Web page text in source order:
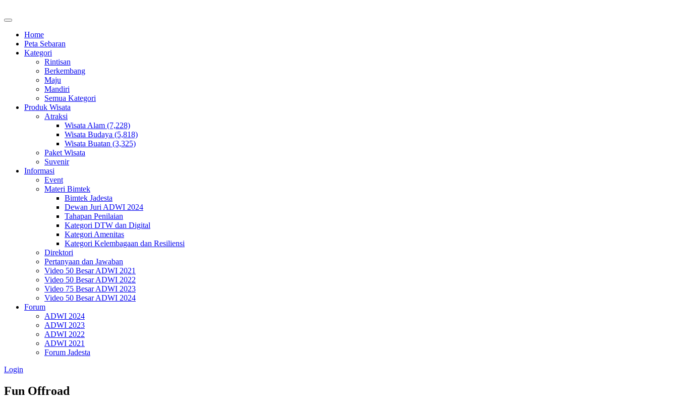
Home
Peta Sebaran
Kategori
Rintisan
Berkembang
Maju
Mandiri
Semua Kategori
Produk Wisata
Atraksi
Wisata Alam (7,228)
Wisata Budaya (5,818)
Wisata Buatan (3,325)
Paket Wisata
Suvenir
Informasi
Event
Materi Bimtek
Bimtek Jadesta
Dewan Juri ADWI 2024
Tahapan Penilaian
Kategori DTW dan Digital
Kategori Amenitas
Kategori Kelembagaan dan Resiliensi
Direktori
Pertanyaan dan Jawaban
Video 50 Besar ADWI 2021
Video 50 Besar ADWI 2022
Video 75 Besar ADWI 2023
Video 50 Besar ADWI 2024
Forum
ADWI 2024
ADWI 2023
ADWI 2022
ADWI 2021
Forum Jadesta
Login
Fun Offroad